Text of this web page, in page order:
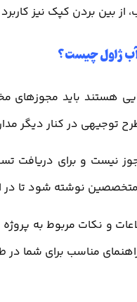
بین بردن کپک نیز کاربرد
ژاول چیست؟
هستند باید
توجیهی در کنار دیگر
نیست و برای دریافت
نوشته شود تا در
و نکات مربوط به
مناسب برای شما در